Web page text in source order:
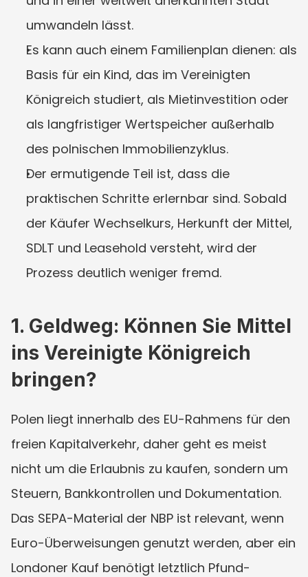
umwandeln lässt.
Es kann auch einem Familienplan dienen: als
Basis für ein Kind, das im Vereinigten
Königreich studiert, als Mietinvestition oder
als langfristiger Wertspeicher außerhalb
des polnischen Immobilienzyklus.
Der ermutigende Teil ist, dass die
praktischen Schritte erlernbar sind. Sobald
der Käufer Wechselkurs, Herkunft der Mittel,
SDLT und Leasehold versteht, wird der
Prozess deutlich weniger fremd.
1. Geldweg: Können Sie Mittel
ins Vereinigte Königreich
bringen?
Polen liegt innerhalb des EU-Rahmens für den
freien Kapitalverkehr, daher geht es meist
nicht um die Erlaubnis zu kaufen, sondern um
Steuern, Bankkontrollen und Dokumentation.
Das SEPA-Material der NBP ist relevant, wenn
Euro-Überweisungen genutzt werden, aber ein
Londoner Kauf benötigt letztlich Pfund-